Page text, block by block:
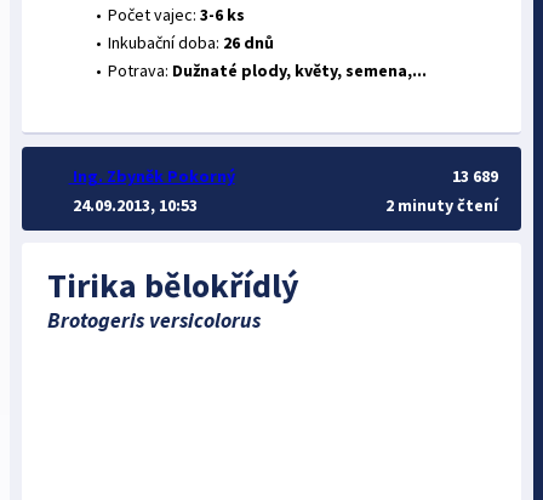
Tirika bělokřídlý
Brotogeris versicolorus
Počet vajec: 3-6 ks
Inkubační doba: 26 dnů
Potrava: Dužnaté plody, květy, semena,...
Ing. Zbyněk Pokorný
24.09.2013, 10:53
13 689
2 minuty čtení